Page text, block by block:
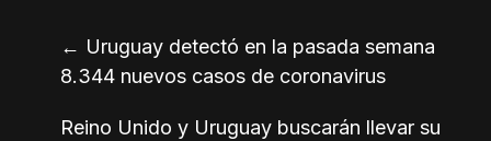
← Uruguay detectó en la pasada semana
8.344 nuevos casos de coronavirus
Reino Unido y Uruguay buscarán llevar su